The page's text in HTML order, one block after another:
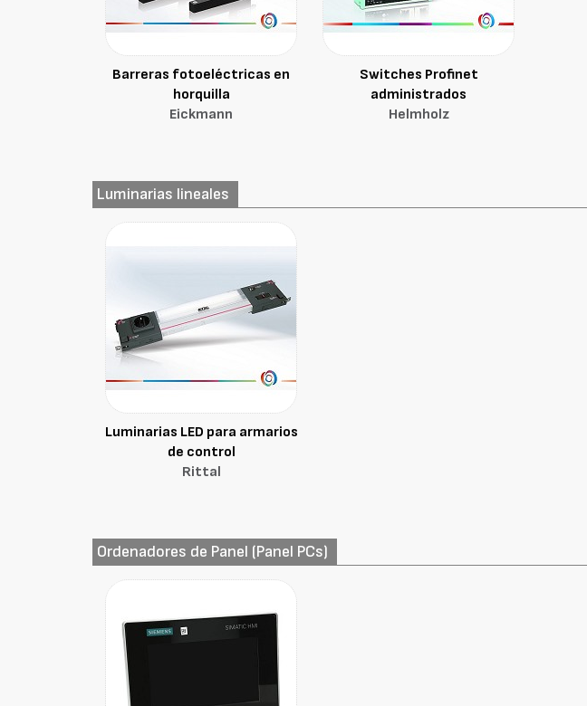
Barreras fotoeléctricas en
horquilla
Eickmann
Switches Profinet
administrados
Helmholz
Luminarias lineales
Luminarias LED para armarios
de control
Rittal
Ordenadores de Panel (Panel PCs)